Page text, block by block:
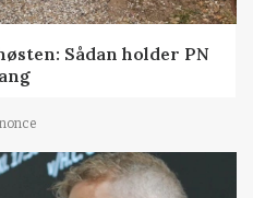
Sådan holder PN